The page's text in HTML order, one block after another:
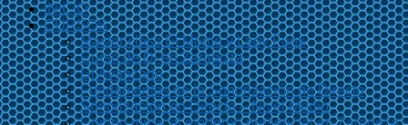
INICIO
CURSOS
Master class El Momo y Lady Funk
Curso de Dj en Zaragoza
Dj Avanzado
Fundamentos de la Sonorización de Directo
Sonorización en Directo – Nivel Medio